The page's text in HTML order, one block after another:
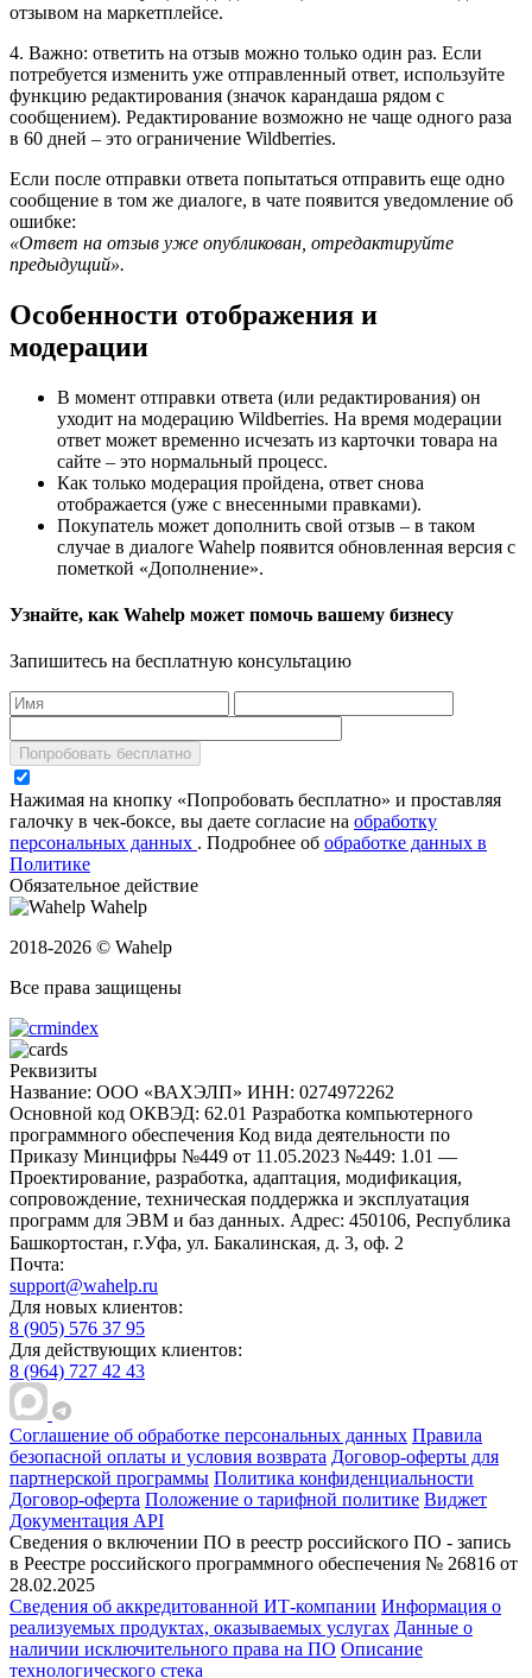
отзывом на маркетплейсе.
4. Важно: ответить на отзыв можно только один раз. Если
потребуется изменить уже отправленный ответ, используйте
функцию редактирования (значок карандаша рядом с
сообщением). Редактирование возможно не чаще одного раза
в 60 дней – это ограничение Wildberries.
Если после отправки ответа попытаться отправить еще одно
сообщение в том же диалоге, в чате появится уведомление об
ошибке:
«Ответ на отзыв уже опубликован, отредактируйте
предыдущий».
Особенности отображения и
модерации
В момент отправки ответа (или редактирования) он
уходит на модерацию Wildberries. На время модерации
ответ может временно исчезать из карточки товара на
сайте – это нормальный процесс.
Как только модерация пройдена, ответ снова
отображается (уже с внесенными правками).
Покупатель может дополнить свой отзыв – в таком
случае в диалоге Wahelp появится обновленная версия с
пометкой «Дополнение».
Узнайте, как Wahelp может помочь вашему бизнесу
Запишитесь на бесплатную консультацию
Попробовать бесплатно
Нажимая на кнопку «Попробовать бесплатно» и проставляя
галочку в чек-боксе, вы даете согласие на обработку
персональных данных . Подробнее об обработке данных в
Политике
Обязательное действие
Wahelp
2018-2026 © Wahelp
Все права защищены
Реквизиты
Название: ООО «ВАХЭЛП» ИНН: 0274972262
Основной код ОКВЭД: 62.01 Разработка компьютерного
программного обеспечения Код вида деятельности по
Приказу Минцифры №449 от 11.05.2023 №449: 1.01 —
Проектирование, разработка, адаптация, модификация,
сопровождение, техническая поддержка и эксплуатация
программ для ЭВМ и баз данных. Адрес: 450106, Республика
Башкортостан, г.Уфа, ул. Бакалинская, д. 3, oф. 2
Почта:
support@wahelp.ru
Для новых клиентов:
8 (905) 576 37 95
Для действующих клиентов:
8 (964) 727 42 43
Соглашение об обработке персональных данных Правила
безопасной оплаты и условия возврата Договор-оферты для
партнерской программы Политика конфиденциальности
Договор-оферта Положение о тарифной политике Виджет
Документация API
Сведения о включении ПО в реестр российского ПО - запись
в Реестре российского программного обеспечения № 26816 от
28.02.2025
Сведения об аккредитованной ИТ-компании Информация о
реализуемых продуктах, оказываемых услугах Данные о
наличии исключительного права на ПО Описание
технологического стека